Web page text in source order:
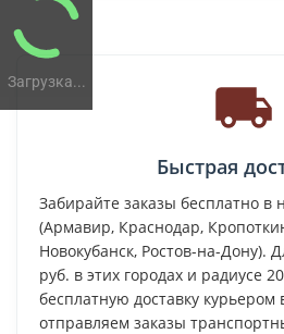
Загрузка...
Быстрая
Забирайте заказы бесплатно в
(Армавир, Краснодар,
Новокубанск, Ростов-на-Дону).
руб. в этих городах и радиусе
бесплатную доставку
отправляем заказы